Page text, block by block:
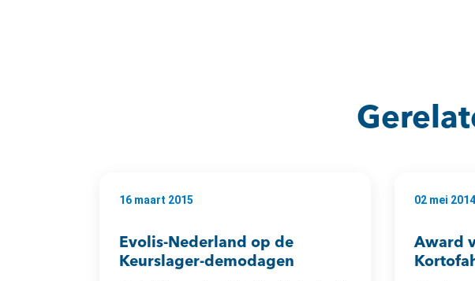
16 maart 2015
Evolis-Nederland op de
Keurslager-demodagen
02 mei 2014
Award